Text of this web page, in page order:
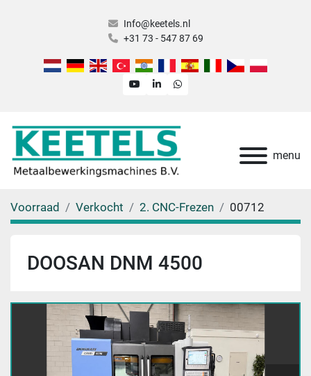
Info@keetels.nl
+31 73 - 547 87 69
youtubelinkedinwhatsapp
menu
Voorraad Verkocht 2. CNC-Frezen 00712
DOOSAN DNM 4500